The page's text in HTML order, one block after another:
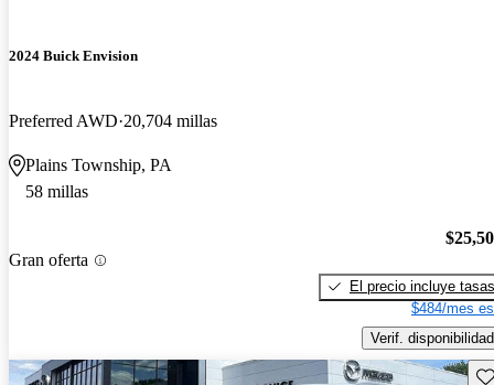
2024 Buick Envision
Preferred AWD 20,704 millas
Plains Township, PA
58 millas
Gran oferta
El precio incluye tasas
$484/mes
Verif. disponibilidad